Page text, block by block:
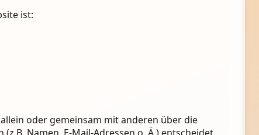
ist:
oder gemeinsam mit anderen über die